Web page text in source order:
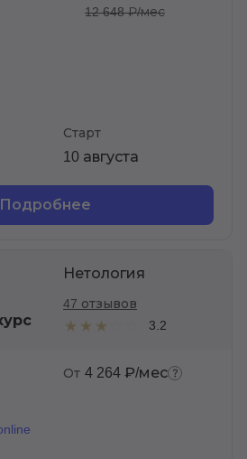
12 648 ₽/мес
Старт
10 августа
Подробнее
Нетология
3.2
47 отзывов
От 4 264 ₽/мес